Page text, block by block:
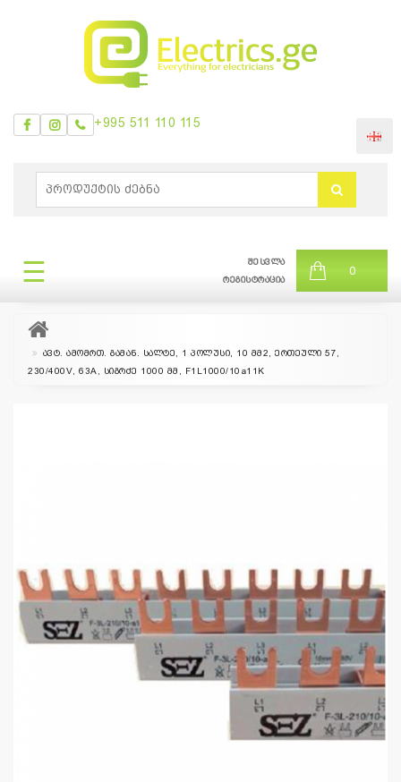
|
თვის
+995
+995 511 110 115
☰
შესვლა
რეგისტრაცია
0
ავტ. ამომრთ. გამან. სალტე, 1 პოლუსი, 10 მმ2, ერთეული 57,
230/400V, 63A, სიგრძე 1000 მმ, F1L1000/10a11K